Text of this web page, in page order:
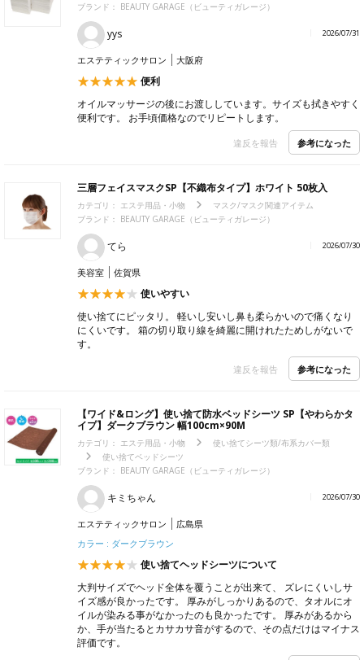
ブランド： BEAUTY GARAGE（ビューティガレージ）
yys 2026/07/31
エステティックサロン 大阪府
便利
オイルマッサージの後にお渡ししています。サイズも拭きやすく
便利です。 お手頃価格なのでリピートします。
違反を報告 参考になった
三層フェイスマスクSP【不織布タイプ】ホワイト 50枚入
カテゴリ： エステ用品・小物
マスク/マスク関連アイテム
ブランド： BEAUTY GARAGE（ビューティガレージ）
てら 2026/07/30
美容室 佐賀県
使いやすい
使い捨てにピッタリ。 軽いし安いし鼻も柔らかいので痛くなり
にくいです。 箱の切り取り線を綺麗に開けれたためしがないで
す。
違反を報告 参考になった
【ワイド&ロング】使い捨て防水ベッドシーツ SP【やわらかタ
イプ】ダークブラウン 幅100cm×90M
カテゴリ： エステ用品・小物
使い捨てシーツ類/布系カバー類
使い捨てベッドシーツ
ブランド： BEAUTY GARAGE（ビューティガレージ）
キミちゃん 2026/07/30
エステティックサロン
広島県
カラー : ダークブラウン
使い捨てヘッドシーツについて
大判サイズでヘッド全体を覆うことが出来て、 ズレにくいしサ
イズ感が良かったです。 厚みがしっかりあるので、タオルにオ
イルが染みる事がなかったのも良かったです。 厚みがあるから
か、手が当たるとカサカサ音がするので、その点だけはマイナス
評価です。